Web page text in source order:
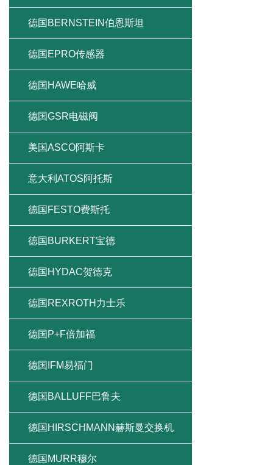
德国BERNSTEIN伯恩斯坦
德国EPRO传感器
德国HAWE哈威
德国GSR电磁阀
美国ASCO阿斯卡
意大利ATOS阿托斯
德国FESTO费斯托
德国BURKERT宝德
德国HYDAC贺德克
德国REXROTH力士乐
德国P+F倍加福
德国IFM易福门
德国BALLUFF巴鲁夫
德国HIRSCHMANN赫斯曼交换机
德国MURR穆尔